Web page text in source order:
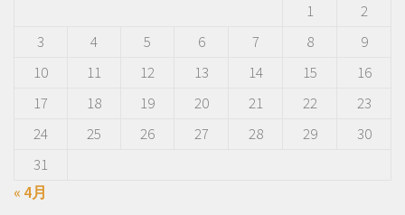
1
2
3
4 5 6 7 8
9
10
11 12 13 14 15
16
17
18 19 20 21 22
23
24
25 26 27 28 29
30
31
« 4月